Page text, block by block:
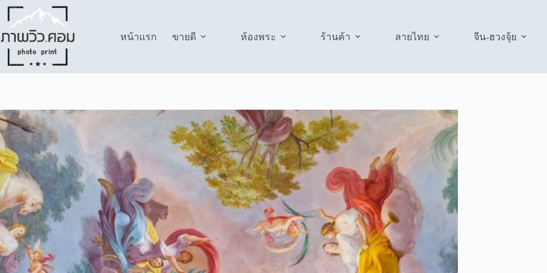
Skip
content
หน้าแรก
ขายดี ห้องพระ ร้านค้า ลายไทย จีน-ฮวงจุ้ย